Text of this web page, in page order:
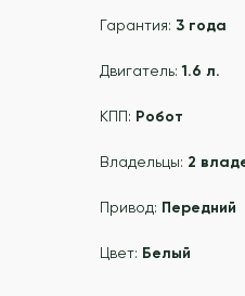
Гарантия: 3 года
Двигатель:1.6 л.
КПП: Робот
Владельцы: 2
Привод: Передний
Цвет: Белый